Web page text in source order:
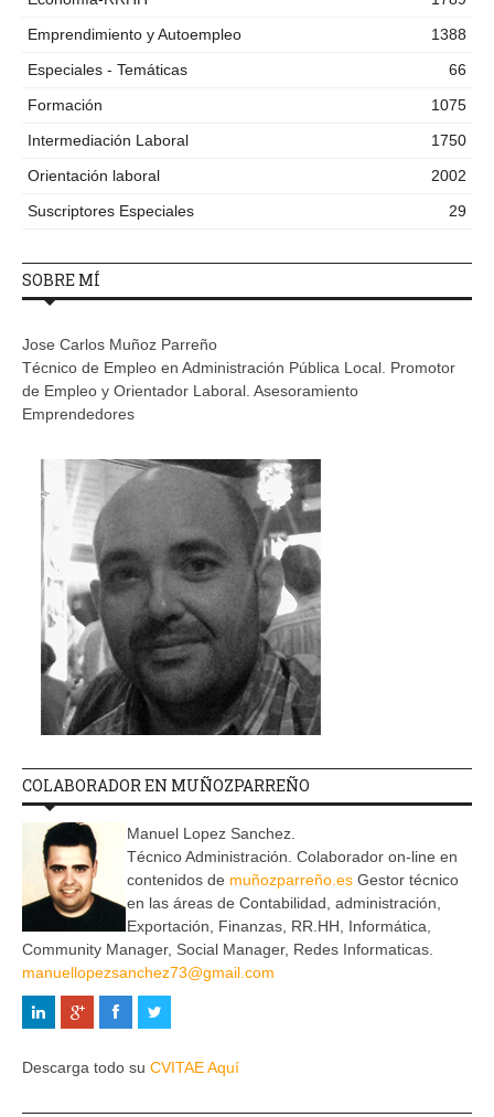
Emprendimiento y Autoempleo
1388
Especiales - Temáticas
66
Formación
1075
Intermediación Laboral
1750
Orientación laboral
2002
Suscriptores Especiales
29
SOBRE MÍ
Jose Carlos Muñoz Parreño
Técnico de Empleo en Administración Pública Local. Promotor
de Empleo y Orientador Laboral. Asesoramiento
Emprendedores
COLABORADOR EN MUÑOZPARREÑO
Manuel Lopez Sanchez.
Técnico Administración. Colaborador on-line en
contenidos de muñozparreño.es Gestor técnico
en las áreas de Contabilidad, administración,
Exportación, Finanzas, RR.HH, Informática,
Community Manager, Social Manager, Redes Informaticas.
manuellopezsanchez73@gmail.com
Descarga todo su CVITAE Aquí